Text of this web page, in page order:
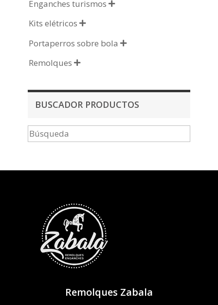
Enganches turismos 
Kits elétricos 
Portaperros sobre bola 
Remolques 
BUSCADOR PRODUCTOS
Remolques Zabala